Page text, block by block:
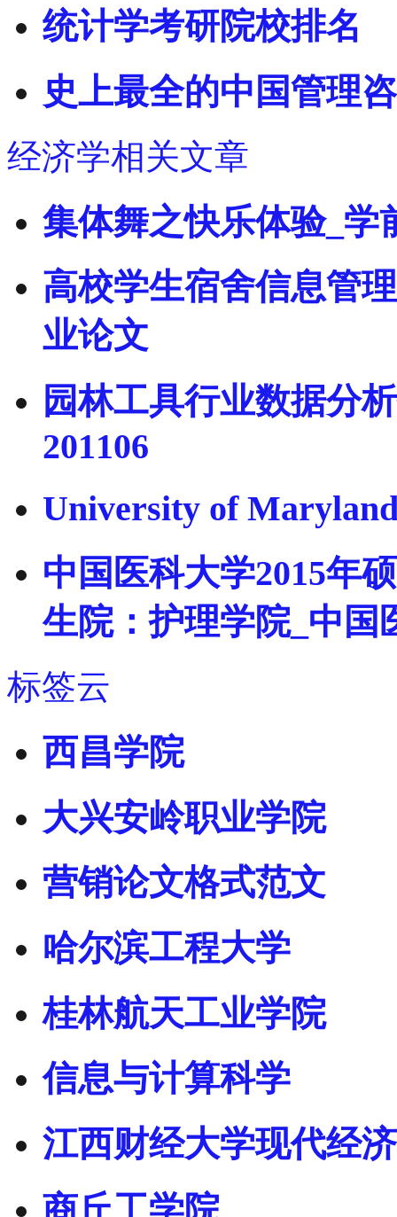
统计学考研院校排名
史上最全的中国管理
经济学相关文章
集体舞之快乐体验_学
高校学生宿舍信息管
业论文
园林工具行业数据分
201106
University of
中国医科大学2015年
生院：护理学院_中国
标签云
西昌学院
大兴安岭职业学院
营销论文格式范文
哈尔滨工程大学
桂林航天工业学院
信息与计算科学
江西财经大学现代经